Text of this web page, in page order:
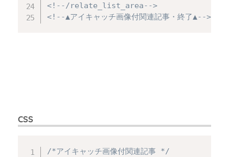
<!--/relate_list_area-->
<!--▲アイキャッチ画像付関連記事・終了▲-->
CSS
/*アイキャッチ画像付関連記事 */